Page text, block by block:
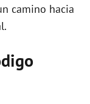
camino hacia